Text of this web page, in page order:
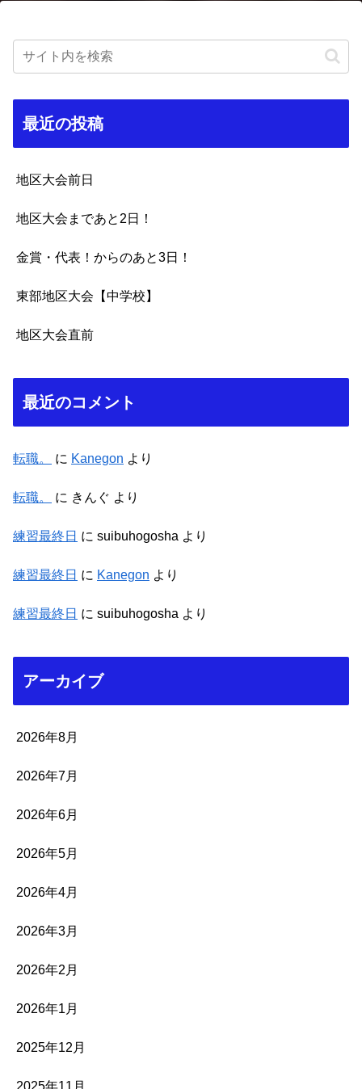
最近の投稿
地区大会前日
地区大会まであと2日！
金賞・代表！からのあと3日！
東部地区大会【中学校】
地区大会直前
最近のコメント
転職。 に Kanegon より
転職。 に きんぐ より
練習最終日 に suibuhogosha より
練習最終日 に Kanegon より
練習最終日 に suibuhogosha より
アーカイブ
2026年8月
2026年7月
2026年6月
2026年5月
2026年4月
2026年3月
2026年2月
2026年1月
2025年12月
2025年11月